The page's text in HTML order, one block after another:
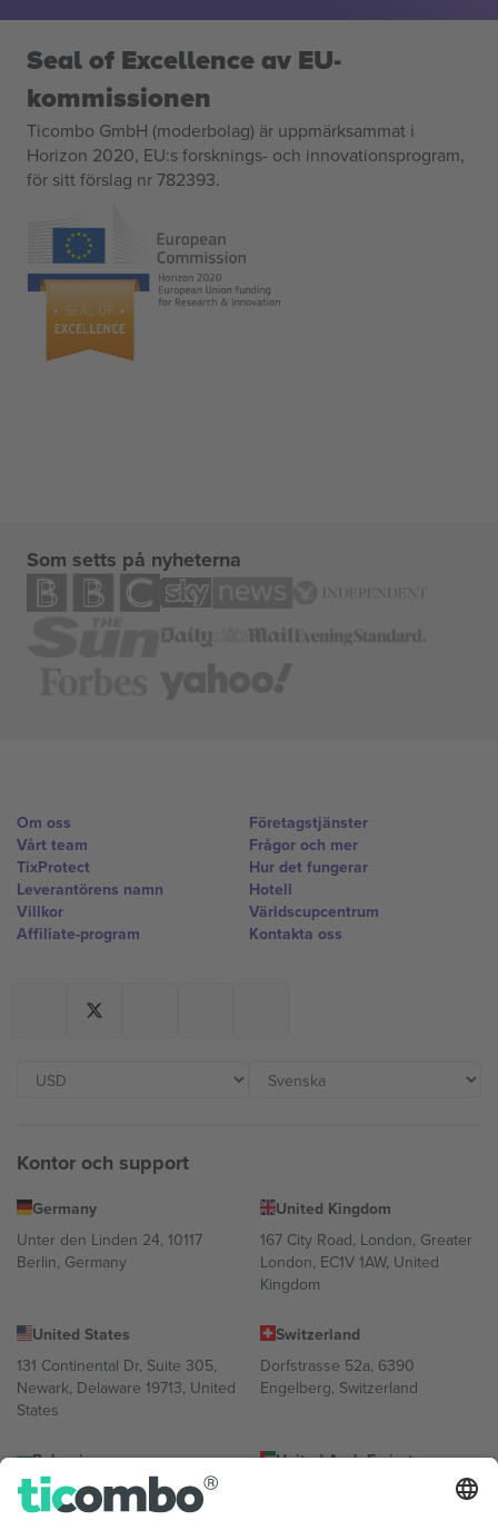
Seal of Excellence av EU-
kommissionen
Ticombo GmbH (moderbolag) är uppmärksammat i
Horizon 2020, EU:s forsknings- och innovationsprogram,
för sitt förslag nr 782393.
Som setts på nyheterna
Om oss
Vårt team
TixProtect
Leverantörens namn
Villkor
Affiliate-program
Företagstjänster
Frågor och mer
Hur det fungerar
Hotell
Världscupcentrum
Kontakta oss
Kontor och support
Germany
Unter den Linden 24, 10117
Berlin, Germany
United Kingdom
167 City Road, London, Greater
London, EC1V 1AW, United
Kingdom
United States
131 Continental Dr, Suite 305,
Newark, Delaware 19713, United
States
Switzerland
Dorfstrasse 52a, 6390
Engelberg, Switzerland
Bulgaria
Regus Sofia City West, bul
Totleben 53-55, 1606 Sofia,
United Arab Emirates
UAE Dubai Silicon Oasis, DDP